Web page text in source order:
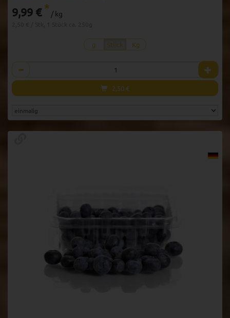
9,99 € * / kg
g Stück Kg
Anzahl
2,50 €